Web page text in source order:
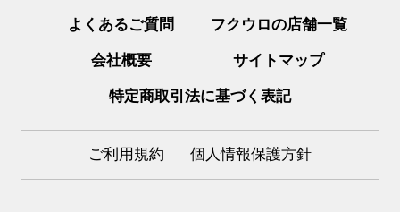
よくあるご質問 フクウロの店舗一覧
会社概要 サイトマップ
特定商取引法に基づく表記
ご利用規約 個人情報保護方針